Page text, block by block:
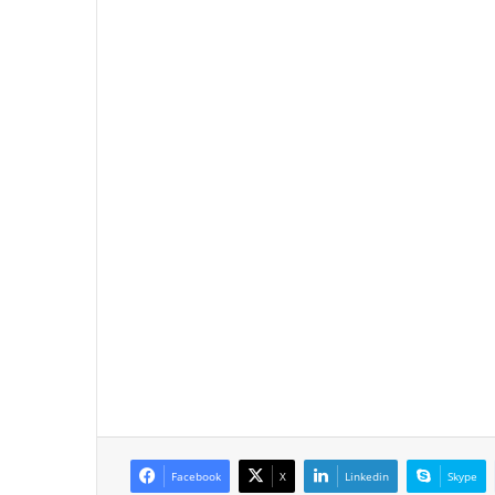
Facebook X Linkedin Skype